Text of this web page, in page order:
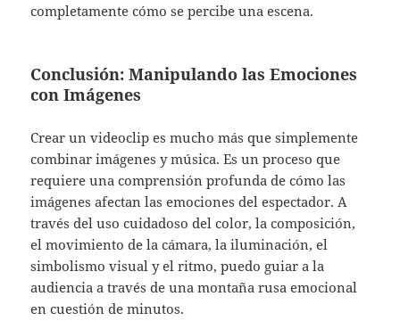
completamente cómo se percibe una escena.
Conclusión: Manipulando las Emociones
con Imágenes
Crear un videoclip es mucho más que simplemente
combinar imágenes y música. Es un proceso que
requiere una comprensión profunda de cómo las
imágenes afectan las emociones del espectador. A
través del uso cuidadoso del color, la composición,
el movimiento de la cámara, la iluminación, el
simbolismo visual y el ritmo, puedo guiar a la
audiencia a través de una montaña rusa emocional
en cuestión de minutos.